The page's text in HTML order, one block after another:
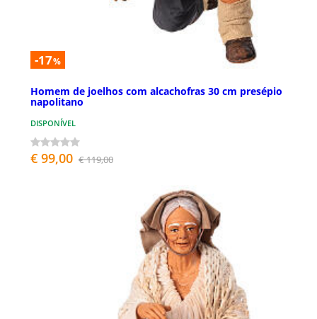
-17%
Homem de joelhos com alcachofras 30 cm presépio
napolitano
DISPONÍVEL
€ 99,00 € 119,00